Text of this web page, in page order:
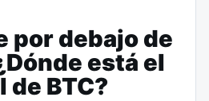
por debajo de
está el
BTC?